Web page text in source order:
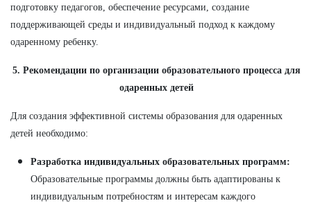
подготовку педагогов, обеспечение ресурсами, создание
поддерживающей среды и индивидуальный подход к каждому
одаренному ребенку.
5. Рекомендации по организации образовательного процесса для
одаренных детей
Для создания эффективной системы образования для одаренных
детей необходимо:
Разработка индивидуальных образовательных программ:
Образовательные программы должны быть адаптированы к
индивидуальным потребностям и интересам каждого